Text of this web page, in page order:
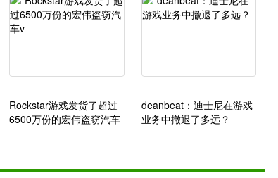
Rockstar游戏发货了超过
6500万份的宏伟盗窃汽车
deanbeat：迪士尼在游戏
业务中撤退了多远？